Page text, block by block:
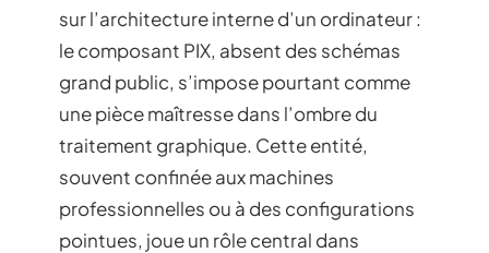
sur l’architecture interne d’un ordinateur :
le composant PIX, absent des schémas
grand public, s’impose pourtant comme
une pièce maîtresse dans l’ombre du
traitement graphique. Cette entité,
souvent confinée aux machines
professionnelles ou à des configurations
pointues, joue un rôle central dans